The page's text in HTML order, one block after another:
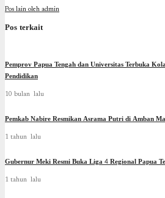
Pos lain oleh admin
Pos terkait
Pemprov Papua Tengah dan Universitas Terbuka
Pendidikan
10 bulan lalu
Pemkab Nabire Resmikan Asrama Putri di Amban
1 tahun lalu
Gubernur Meki Resmi Buka Liga 4 Regional Papua
1 tahun lalu